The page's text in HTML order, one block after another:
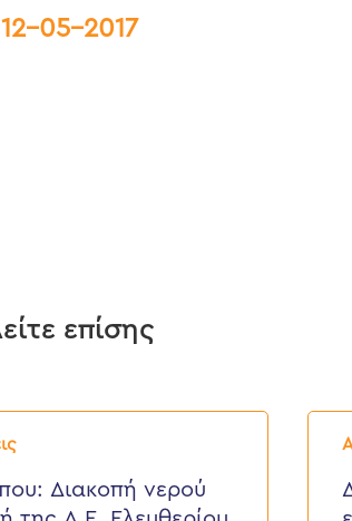
12-05-2017
επίσης
Διακοπή νερού
προς